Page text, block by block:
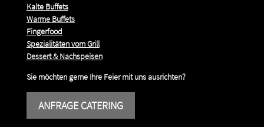
Kalte Buffets
Warme Buffets
Fingerfood
Spezialitäten vom Grill
Dessert & Nachspeisen
Sie möchten gerne Ihre Feier mit uns ausrichten?
ANFRAGE CATERING